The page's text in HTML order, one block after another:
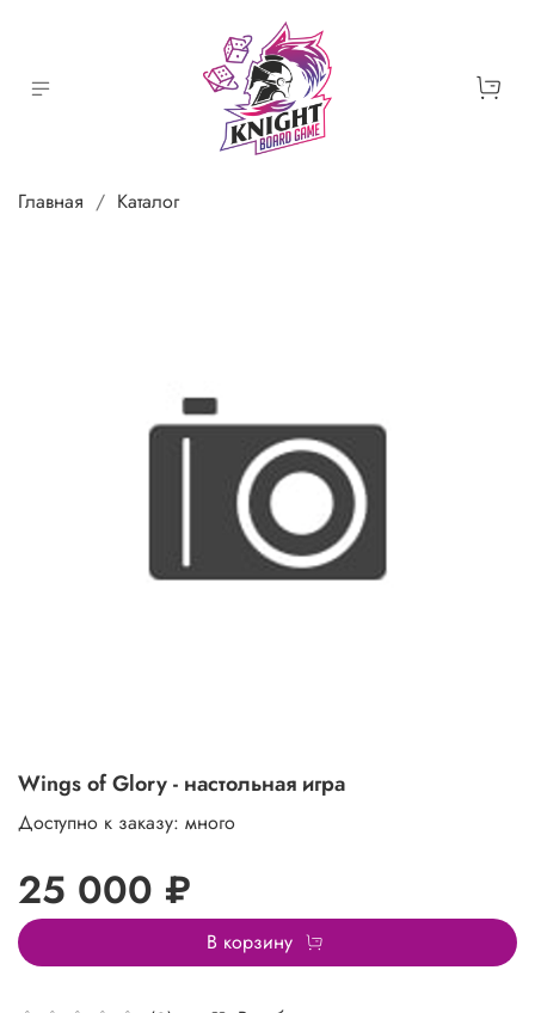
Главная Каталог
Wings of Glory - настольная игра
Доступно к заказу: много
25 000 ₽
В корзину